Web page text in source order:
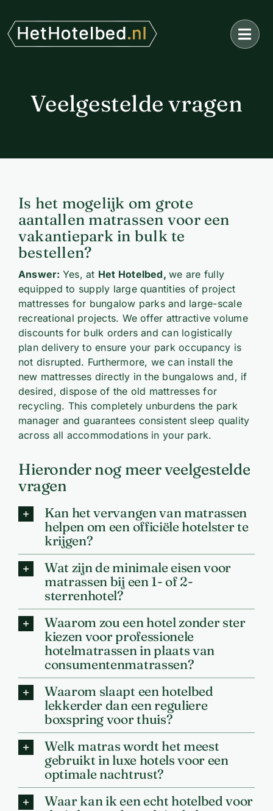
naar
inhoud
Veelgestelde vragen
Is het mogelijk om grote
aantallen matrassen voor een
vakantiepark in bulk te
bestellen?
Answer: Yes, at Het Hotelbed,we are fully
equipped to supply large quantities of project
mattresses for bungalow parks and large-scale
recreational projects. We offer attractive volume
discounts for bulk orders and can logistically
plan delivery to ensure your park occupancy is
not disrupted. Furthermore, we can install the
new mattresses directly in the bungalows and, if
desired, dispose of the old mattresses for
recycling. This completely unburdens the park
manager and guarantees consistent sleep quality
across all accommodations in your park.
Hieronder nog meer veelgestelde
vragen
Kan het vervangen van matrassen
helpen om een officiële hotelster te
krijgen?
Wat zijn de minimale eisen voor
matrassen bij een 1- of 2-
sterrenhotel?
Waarom zou een hotel zonder ster
kiezen voor professionele
hotelmatrassen in plaats van
consumentenmatrassen?
Waarom slaapt een hotelbed
lekkerder dan een reguliere
boxspring voor thuis?
Welk matras wordt het meest
gebruikt in luxe hotels voor een
optimale nachtrust?
Waar kan ik een echt hotelbed voor